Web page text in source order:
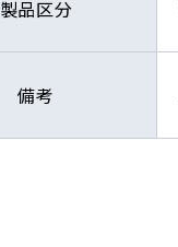
製品区分
備考